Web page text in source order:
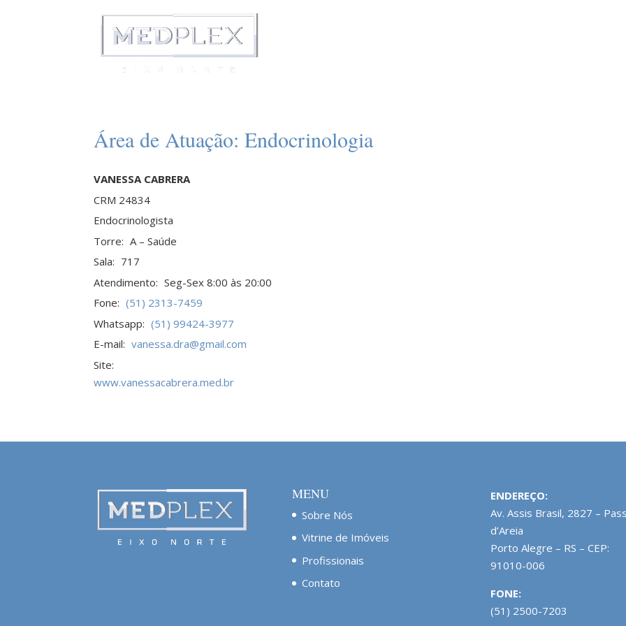
Área de Atuação:Endocrinologia
VANESSA CABRERA
CRM 24834
Endocrinologista
Torre: A – Saúde
Sala: 717
Atendimento: Seg-Sex 8:00 às 20:00
Fone: (51) 2313-7459
Whatsapp: (51) 99424-3977
E-mail: vanessa.dra@gmail.com
Site:
www.vanessacabrera.med.br
MENU
Sobre Nós
Vitrine de Imóveis
Profissionais
Contato
ENDEREÇO:
Av. Assis Brasil, 2827 –
d’Areia
Porto Alegre – RS – CEP:
91010-006
FONE:
(51) 2500-7203